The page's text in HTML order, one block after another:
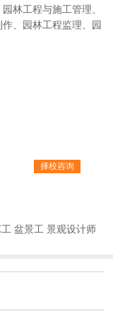
林工程与施工管理、
、园林工程监理、园
择校咨询
盆景工 景观设计师